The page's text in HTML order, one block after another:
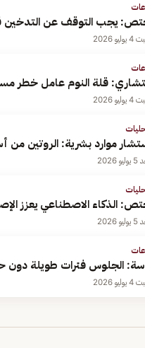
يجب التوقف عن التدخين
2026
قلة النوم عامل خطر
2026
موارد بشرية: الروتين من
2026
الذكاء الاصطناعي يعزز
2026
الجلوس فترات طويلة دون
2026